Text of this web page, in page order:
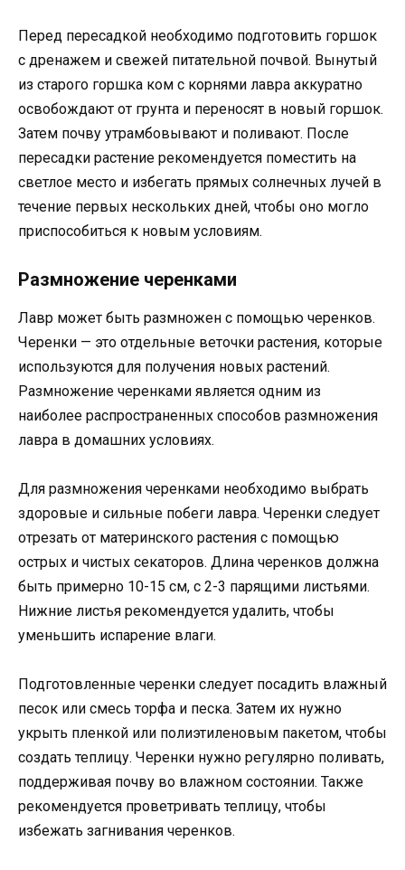
Перед пересадкой необходимо подготовить горшок
с дренажем и свежей питательной почвой. Вынутый
из старого горшка ком с корнями лавра аккуратно
освобождают от грунта и переносят в новый горшок.
Затем почву утрамбовывают и поливают. После
пересадки растение рекомендуется поместить на
светлое место и избегать прямых солнечных лучей в
течение первых нескольких дней, чтобы оно могло
приспособиться к новым условиям.
Размножение черенками
Лавр может быть размножен с помощью черенков.
Черенки — это отдельные веточки растения, которые
используются для получения новых растений.
Размножение черенками является одним из
наиболее распространенных способов размножения
лавра в домашних условиях.
Для размножения черенками необходимо выбрать
здоровые и сильные побеги лавра. Черенки следует
отрезать от материнского растения с помощью
острых и чистых секаторов. Длина черенков должна
быть примерно 10-15 см, с 2-3 парящими листьями.
Нижние листья рекомендуется удалить, чтобы
уменьшить испарение влаги.
Подготовленные черенки следует посадить влажный
песок или смесь торфа и песка. Затем их нужно
укрыть пленкой или полиэтиленовым пакетом, чтобы
создать теплицу. Черенки нужно регулярно поливать,
поддерживая почву во влажном состоянии. Также
рекомендуется проветривать теплицу, чтобы
избежать загнивания черенков.